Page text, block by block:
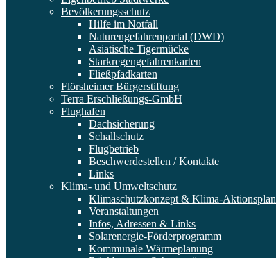
Bevölkerungsschutz
Hilfe im Notfall
Naturengefahrenportal (DWD)
Asiatische Tigermücke
Starkregengefahrenkarten
Fließpfadkarten
Flörsheimer Bürgerstiftung
Terra Erschließungs-GmbH
Flughafen
Dachsicherung
Schallschutz
Flugbetrieb
Beschwerdestellen / Kontakte
Links
Klima- und Umweltschutz
Klimaschutzkonzept & Klima-Aktionsplan
Veranstaltungen
Infos, Adressen & Links
Solarenergie-Förderprogramm
Kommunale Wärmeplanung